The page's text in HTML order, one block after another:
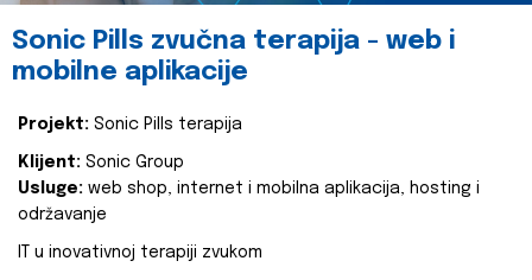
Sonic Pills zvučna terapija - web i
mobilne aplikacije
Projekt: Sonic Pills terapija
Klijent: Sonic Group
Usluge: web shop, internet i mobilna aplikacija, hosting i
održavanje
IT u inovativnoj terapiji zvukom